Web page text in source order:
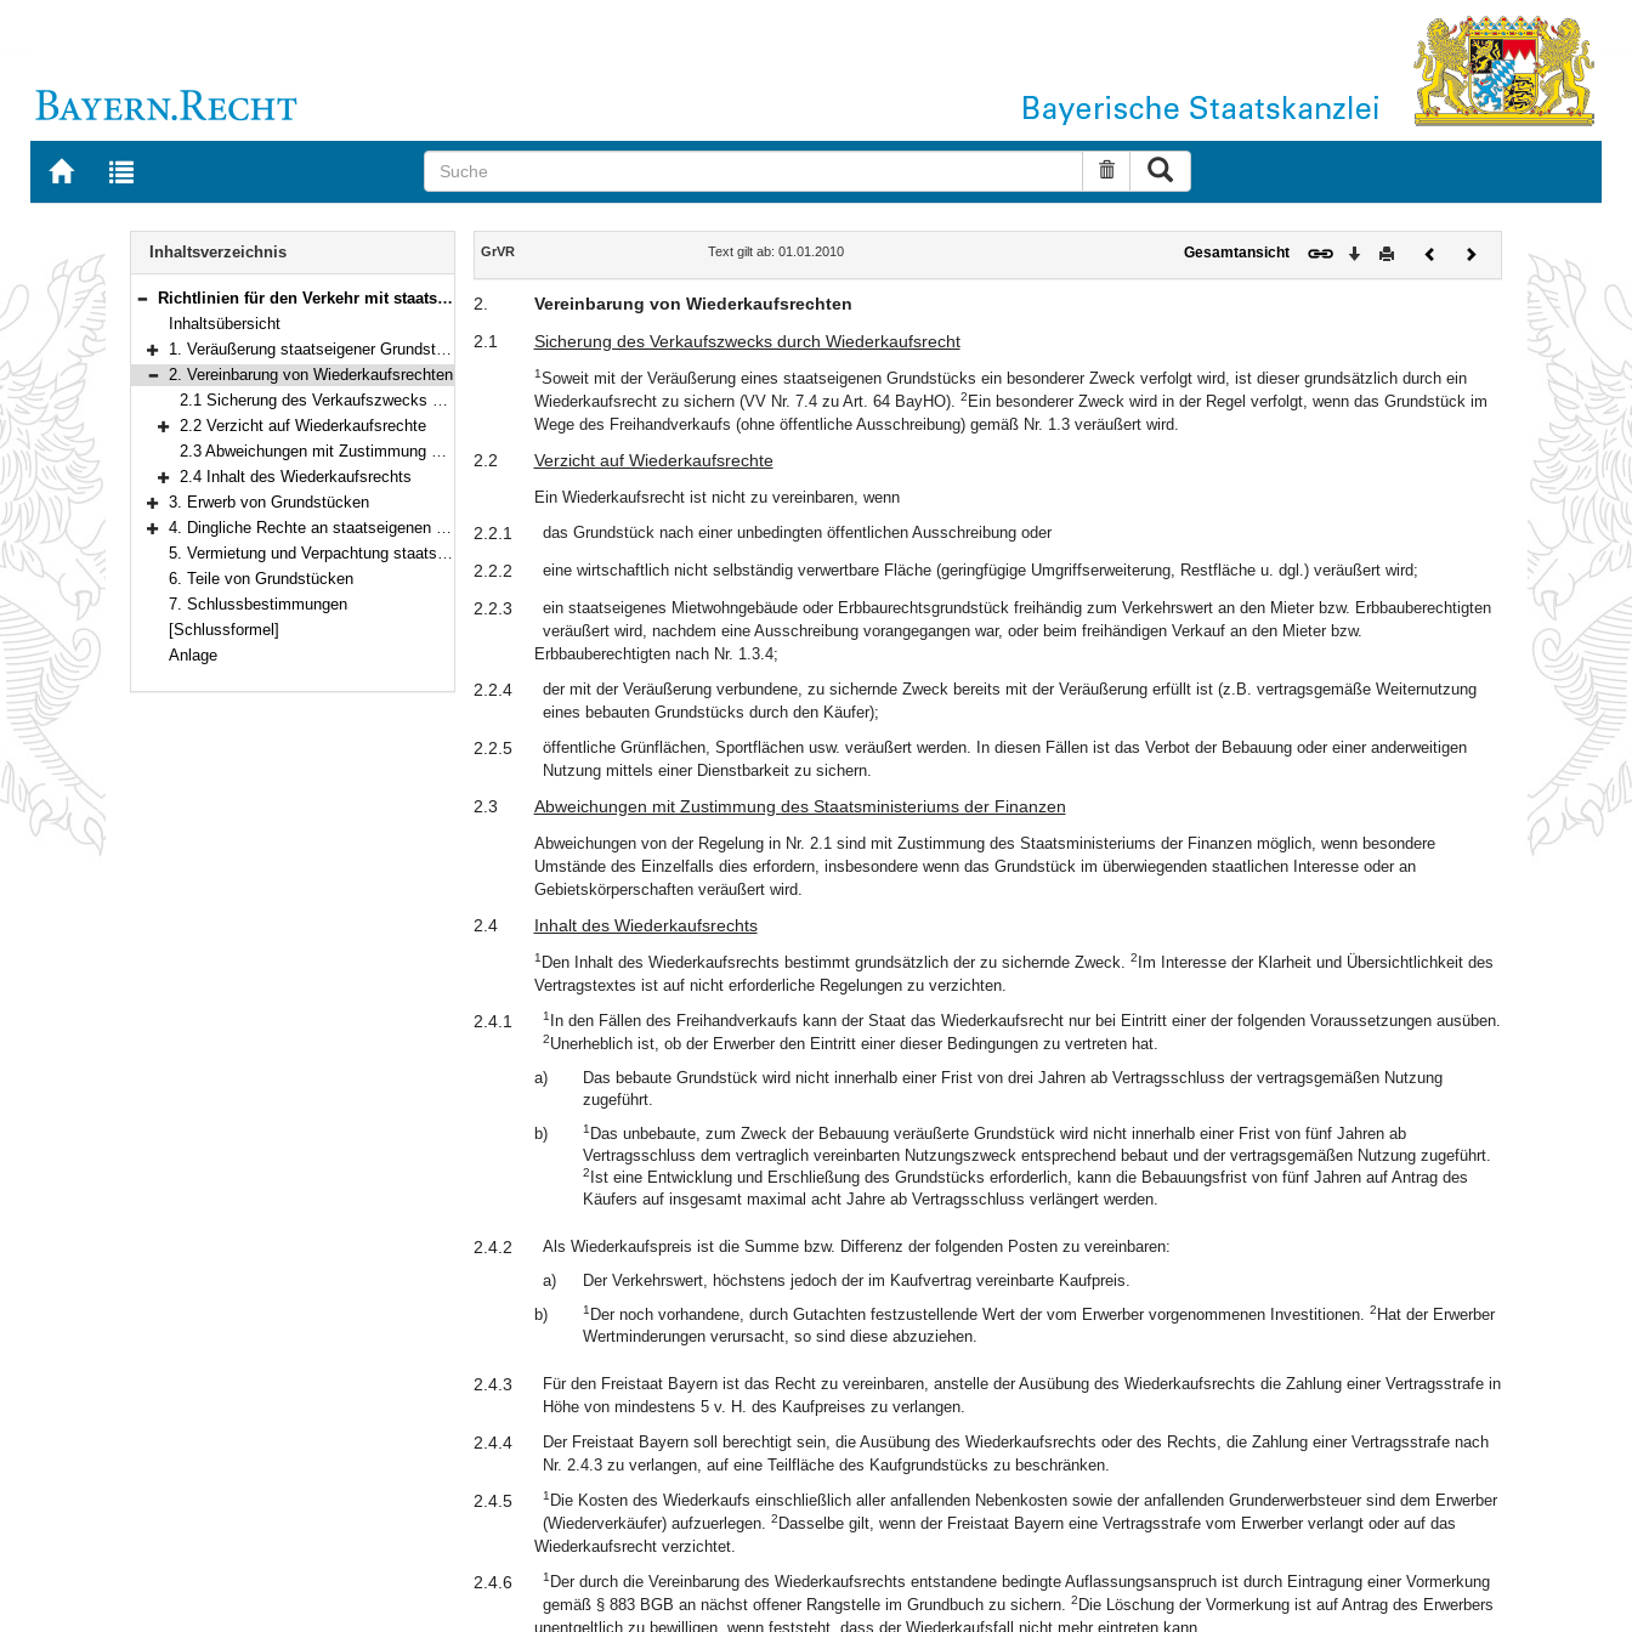
Zur
BAYERN.RECHT
Zur
letzten
Suche zurücksetzen
Navigation
Inhaltsverzeichnis
Bereich reduzieren
Richtlinien für den Verkehr mit staatseigenen Grundstücken
Inhaltsübersicht
Bereich erweitern
1. Veräußerung staatseigener Grundstücke
Bereich reduzieren
2. Vereinbarung von Wiederkaufsrechten
2.1 Sicherung des Verkaufszwecks durch Wiederkaufsrecht
Bereich erweitern
2.2 Verzicht auf Wiederkaufsrechte
2.3 Abweichungen mit Zustimmung des Staatsministeriums der Finanzen
Bereich erweitern
2.4 Inhalt des Wiederkaufsrechts
Bereich erweitern
3. Erwerb von Grundstücken
Bereich erweitern
4. Dingliche Rechte an staatseigenen Grundstücken
5. Vermietung und Verpachtung staatseigener Grundstücke
6. Teile von Grundstücken
7. Schlussbestimmungen
[Schlussformel]
Anlage
Inhalt
GrVR Text gilt ab: 01.01.2010 Gesamtansicht Download
DruckenVorherigesNächstes
Dokument
2.
Vereinbarung von Wiederkaufsrechten
2.1
Sicherung des Verkaufszwecks durch Wiederkaufsrecht
1Soweit mit der Veräußerung eines staatseigenen Grundstücks ein besonderer Zweck verfolgt wird, ist dieser grundsätzlich durch ein
Wiederkaufsrecht zu sichern (VV Nr. 7.4 zu Art. 64 BayHO). 2 Ein besonderer Zweck wird in der Regel verfolgt, wenn das Grundstück im
Wege des Freihandverkaufs (ohne öffentliche Ausschreibung) gemäß Nr. 1.3 veräußert wird.
2.2 Verzicht auf Wiederkaufsrechte
Ein Wiederkaufsrecht ist nicht zu vereinbaren, wenn
2.2.1 das Grundstück nach einer unbedingten öffentlichen Ausschreibung oder
2.2.2 eine wirtschaftlich nicht selbständig verwertbare Fläche (geringfügige Umgriffserweiterung, Restfläche u. dgl.) veräußert wird;
2.2.3
ein staatseigenes Mietwohngebäude oder Erbbaurechtsgrundstück freihändig zum Verkehrswert an den Mieter bzw. Erbbauberechtigten
veräußert wird, nachdem eine Ausschreibung vorangegangen war, oder beim freihändigen Verkauf an den Mieter bzw.
Erbbauberechtigten nach Nr. 1.3.4;
2.2.4
der mit der Veräußerung verbundene, zu sichernde Zweck bereits mit der Veräußerung erfüllt ist (z.B. vertragsgemäße Weiternutzung
eines bebauten Grundstücks durch den Käufer);
2.2.5
öffentliche Grünflächen, Sportflächen usw. veräußert werden. In diesen Fällen ist das Verbot der Bebauung oder einer anderweitigen
Nutzung mittels einer Dienstbarkeit zu sichern.
2.3 Abweichungen mit Zustimmung des Staatsministeriums der Finanzen
Abweichungen von der Regelung in Nr. 2.1 sind mit Zustimmung des Staatsministeriums der Finanzen möglich, wenn besondere
Umstände des Einzelfalls dies erfordern, insbesondere wenn das Grundstück im überwiegenden staatlichen Interesse oder an
Gebietskörperschaften veräußert wird.
2.4 Inhalt des Wiederkaufsrechts
1 Den Inhalt des Wiederkaufsrechts bestimmt grundsätzlich der zu sichernde Zweck. 2 Im Interesse der Klarheit und Übersichtlichkeit des
Vertragstextes ist auf nicht erforderliche Regelungen zu verzichten.
2.4.1 1 In den Fällen des Freihandverkaufs kann der Staat das Wiederkaufsrecht nur bei Eintritt einer der folgenden Voraussetzungen ausüben.
2Unerheblich ist, ob der Erwerber den Eintritt einer dieser Bedingungen zu vertreten hat.
a)
Das bebaute Grundstück wird nicht innerhalb einer Frist von drei Jahren ab Vertragsschluss der vertragsgemäßen Nutzung
zugeführt.
b)
1 Das unbebaute, zum Zweck der Bebauung veräußerte Grundstück wird nicht innerhalb einer Frist von fünf Jahren ab
Vertragsschluss dem vertraglich vereinbarten Nutzungszweck entsprechend bebaut und der vertragsgemäßen Nutzung zugeführt.
2 Ist eine Entwicklung und Erschließung des Grundstücks erforderlich, kann die Bebauungsfrist von fünf Jahren auf Antrag des
Käufers auf insgesamt maximal acht Jahre ab Vertragsschluss verlängert werden.
2.4.2
Als Wiederkaufspreis ist die Summe bzw. Differenz der folgenden Posten zu vereinbaren:
a)
Der Verkehrswert, höchstens jedoch der im Kaufvertrag vereinbarte Kaufpreis.
b)
1 Der noch vorhandene, durch Gutachten festzustellende Wert der vom Erwerber vorgenommenen Investitionen. 2 Hat der Erwerber
Wertminderungen verursacht, so sind diese abzuziehen.
2.4.3
Für den Freistaat Bayern ist das Recht zu vereinbaren, anstelle der Ausübung des Wiederkaufsrechts die Zahlung einer Vertragsstrafe in
Höhe von mindestens 5 v. H. des Kaufpreises zu verlangen.
2.4.4
Der Freistaat Bayern soll berechtigt sein, die Ausübung des Wiederkaufsrechts oder des Rechts, die Zahlung einer Vertragsstrafe nach
Nr. 2.4.3 zu verlangen, auf eine Teilfläche des Kaufgrundstücks zu beschränken.
2.4.5 1 Die Kosten des Wiederkaufs einschließlich aller anfallenden Nebenkosten sowie der anfallenden Grunderwerbsteuer sind dem Erwerber
(Wiederverkäufer) aufzuerlegen. 2 Dasselbe gilt, wenn der Freistaat Bayern eine Vertragsstrafe vom Erwerber verlangt oder auf das
Wiederkaufsrecht verzichtet.
2.4.6 1 Der durch die Vereinbarung des Wiederkaufsrechts entstandene bedingte Auflassungsanspruch ist durch Eintragung einer Vormerkung
gemäß § 883 BGB an nächst offener Rangstelle im Grundbuch zu sichern. 2 Die Löschung der Vormerkung ist auf Antrag des Erwerbers
unentgeltlich zu bewilligen, wenn feststeht, dass der Wiederkaufsfall nicht mehr eintreten kann.